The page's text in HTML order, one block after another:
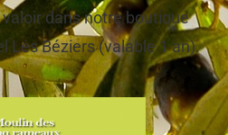
dans notre boutique
Les Béziers (valable 1 an).